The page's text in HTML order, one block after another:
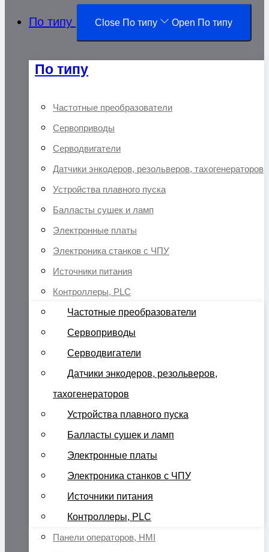
По типу Close По типу Open По типу
По типу
Частотные преобразователи
Сервоприводы
Серводвигатели
Датчики энкодеров, резольверов, тахогенераторов
Устройства плавного пуска
Балласты сушек и ламп
Электронные платы
Электроника станков с ЧПУ
Источники питания
Контроллеры, PLC
Частотные преобразователи
Сервоприводы
Серводвигатели
Датчики энкодеров, резольверов,
тахогенераторов
Устройства плавного пуска
Балласты сушек и ламп
Электронные платы
Электроника станков с ЧПУ
Источники питания
Контроллеры, PLC
Панели операторов, HMI